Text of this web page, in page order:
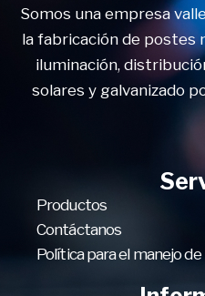
Somos una empresa
la fabricación de postes
iluminación,
solares y galvanizado
Productos
Contáctanos
Política para el manejo